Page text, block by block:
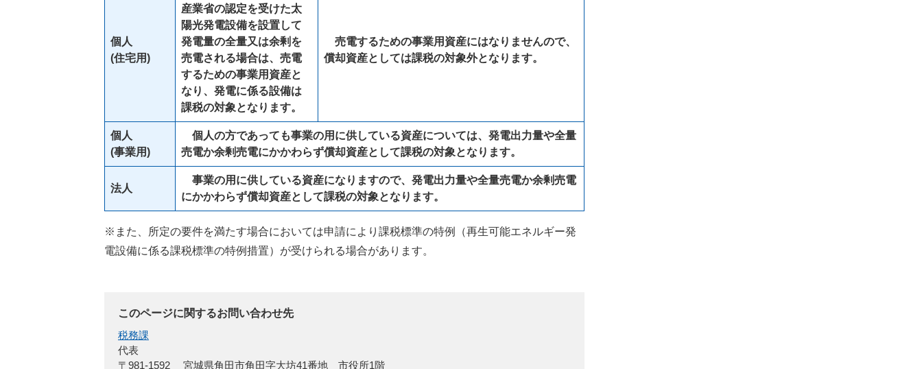
個人
(住宅用)
産業省の認定を受けた太
陽光発電設備を設置して
発電量の全量又は余剰を
売電される場合は、売電
するための事業用資産と
なり、発電に係る設備は
課税の対象となります。
売電するための事業用資産にはなりませんので、
償却資産としては課税の対象外となります。
個人
(事業用)
個人の方であっても事業の用に供している資産については、発電出力量や全量
売電か余剰売電にかかわらず償却資産として課税の対象となります。
法人
事業の用に供している資産になりますので、発電出力量や全量売電か余剰売電
にかかわらず償却資産として課税の対象となります。
※また、所定の要件を満たす場合においては申請により課税標準の特例（再生可能エネルギー発
電設備に係る課税標準の特例措置）が受けられる場合があります。
このページに関するお問い合わせ先
税務課
代表
〒981-1592
宮城県角田市角田字大坊41番地 市役所1階